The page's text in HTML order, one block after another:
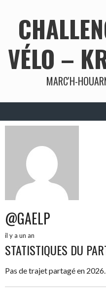
VÉLO –
MARC'H-
@GAELP
il y a un an
STATISTIQUES DU
Pas de trajet partagé en 2026.